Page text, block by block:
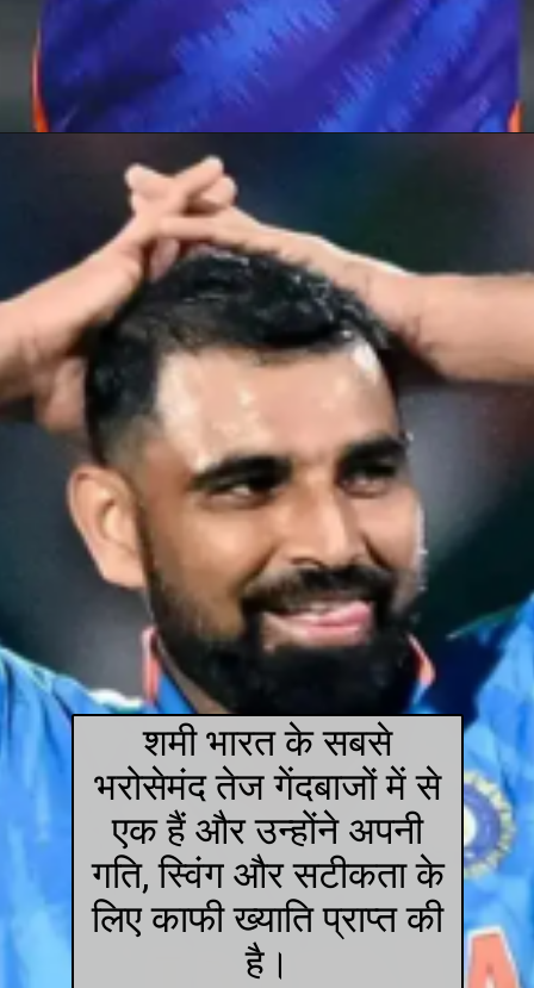
शमी भारत के सबसे
भरोसेमंद तेज गेंदबाजों में से
एक हैं और उन्होंने अपनी
गति, स्विंग और सटीकता के
लिए काफी ख्याति प्राप्त की
है।